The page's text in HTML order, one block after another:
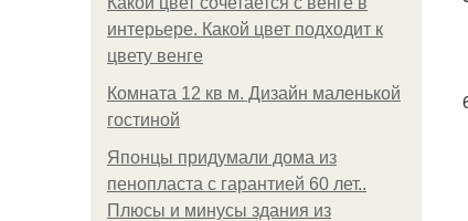
интерьере. Какой цвет подходит к
цвету венге
Комната 12 кв м. Дизайн маленькой
гостиной
Японцы придумали дома из
пенопласта с гарантией 60 лет..
Плюсы и минусы здания из